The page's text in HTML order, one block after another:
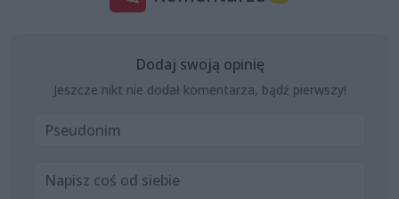
Dodaj swoją opinię
Jeszcze nikt nie dodał komentarza, bądź pierwszy!